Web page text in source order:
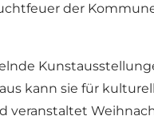
der
kann sie für
veranstaltet